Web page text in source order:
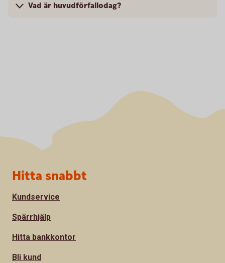
Vad är huvudförfallodag?
Sidfot
Hitta snabbt
Kundservice
Spärrhjälp
Hitta bankkontor
Bli kund